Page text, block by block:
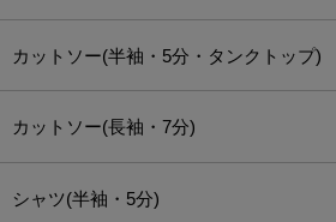
カットソー(半袖・5分・タンクトップ)
カットソー(長袖・7分)
シャツ(半袖・5分)